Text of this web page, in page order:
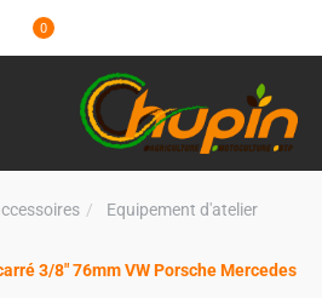
0
Equipement d'atelier
3/8" 76mm VW Porsche Mercedes